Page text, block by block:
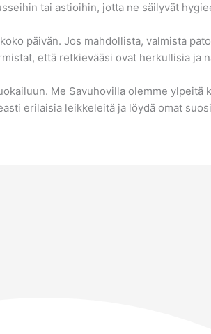
tai astioihin, jotta ne säilyvät
päivän. Jos mahdollista, valmista
että retkievääsi ovat herkullisia ja
Me Savuhovilla olemme ylpeitä
erilaisia leikkeleitä ja löydä omat